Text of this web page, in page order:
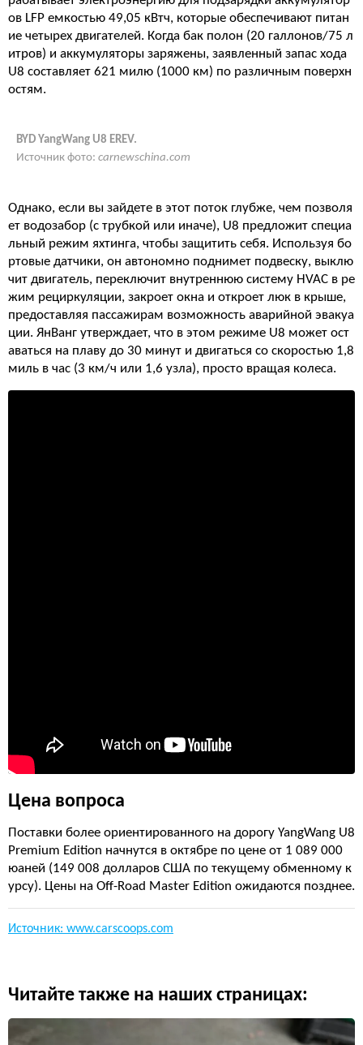
ов LFP емкостью 49,05 кВтч, которые обеспечивают питан
ие четырех двигателей. Когда бак полон (20 галлонов/75 л
итров) и аккумуляторы заряжены, заявленный запас хода
U8 составляет 621 милю (1000 км) по различным поверхн
остям.
BYD YangWang U8 EREV.
Источник фото: carnewschina.com
Однако, если вы зайдете в этот поток глубже, чем позволя
ет водозабор (с трубкой или иначе), U8 предложит специа
льный режим яхтинга, чтобы защитить себя. Используя бо
ртовые датчики, он автономно поднимет подвеску, выклю
чит двигатель, переключит внутреннюю систему HVAC в ре
жим рециркуляции, закроет окна и откроет люк в крыше,
предоставляя пассажирам возможность аварийной эвакуа
ции. ЯнВанг утверждает, что в этом режиме U8 может ост
аваться на плаву до 30 минут и двигаться со скоростью 1,8
миль в час (3 км/ч или 1,6 узла), просто вращая колеса.
Цена вопроса
Поставки более ориентированного на дорогу YangWang U8
Premium Edition начнутся в октябре по цене от 1 089 000
юаней (149 008 долларов США по текущему обменному к
урсу). Цены на Off-Road Master Edition ожидаются позднее.
Источник: www.carscoops.com
Читайте также на наших страницах: